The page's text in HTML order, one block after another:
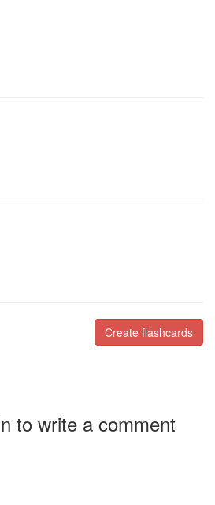
Create flashcards
to write a comment